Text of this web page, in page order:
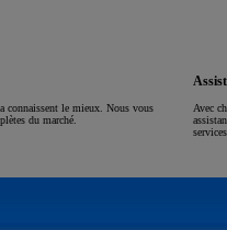
connaissent le mieux. Nous vous
du marché.
Avec